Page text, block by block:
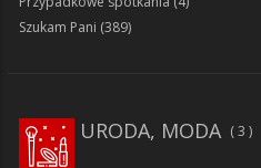
Szukam Pani (389)
URODA, MODA 3